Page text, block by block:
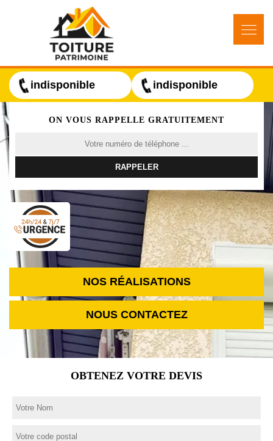
indisponible indisponible
ON VOUS RAPPELLE GRATUITEMENT
NOS RÉALISATIONS
NOUS CONTACTEZ
OBTENEZ VOTRE DEVIS